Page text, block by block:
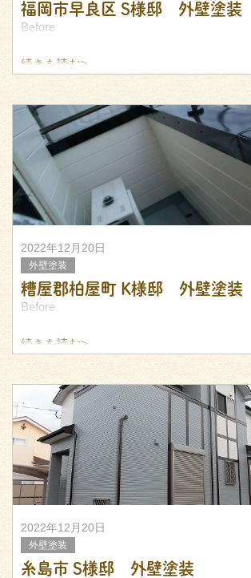
福岡市早良区 S様邸 外壁塗装
Before
施工ギャラリー
続きを読む>
2022年12月20日
外壁塗装
糟屋郡柏屋町 K様邸 外壁塗装
Before
施工ギャラリー
続きを読む>
2022年12月20日
外壁塗装
糸島市 S様邸 外壁塗装